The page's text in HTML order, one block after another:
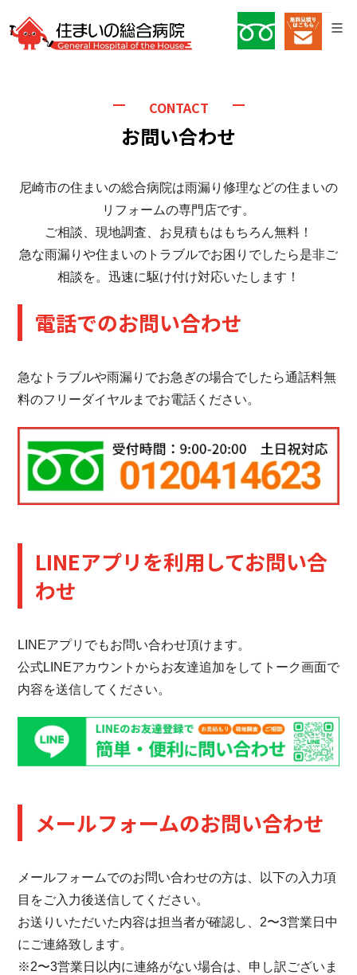
CONTACT
お問い合わせ
尼崎市の住まいの総合病院は雨漏り修理などの住まいの
リフォームの専門店です。
ご相談、現地調査、お見積もはもちろん無料！
急な雨漏りや住まいのトラブルでお困りでしたら是非ご
相談を。迅速に駆け付け対応いたします！
電話でのお問い合わせ
急なトラブルや雨漏りでお急ぎの場合でしたら通話料無
料のフリーダイヤルまでお電話ください。
LINEアプリを利用してお問い合
わせ
LINEアプリでもお問い合わせ頂けます。
公式LINEアカウントからお友達追加をしてトーク画面で
内容を送信してください。
メールフォームのお問い合わせ
メールフォームでのお問い合わせの方は、以下の入力項
目をご入力後送信してください。
お送りいただいた内容は担当者が確認し、2〜3営業日中
にご連絡致します。
※2〜3営業日以内に連絡がない場合は、申し訳ございま